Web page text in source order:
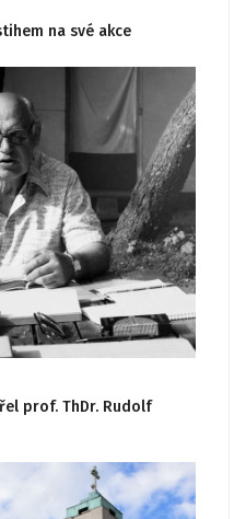
na své akce
prof. ThDr. Rudolf